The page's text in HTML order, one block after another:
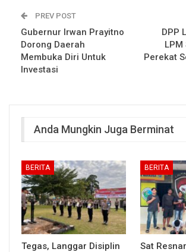
PREV POST
Gubernur Irwan Prayitno
Dorong Daerah
Membuka Diri Untuk
Investasi
DPP
Perekat
Anda Mungkin Juga Berminat
BERITA
Tegas, Langgar Disiplin
BERITA
Sat